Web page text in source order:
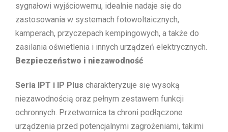
sygnałowi wyjściowemu, idealnie nadaje się do
zastosowania w systemach fotowoltaicznych,
kamperach, przyczepach kempingowych, a także do
zasilania oświetlenia i innych urządzeń elektrycznych.
Bezpieczeństwo i niezawodność
Seria IPT i IP Plus charakteryzuje się wysoką
niezawodnością oraz pełnym zestawem funkcji
ochronnych. Przetwornica ta chroni podłączone
urządzenia przed potencjalnymi zagrożeniami, takimi